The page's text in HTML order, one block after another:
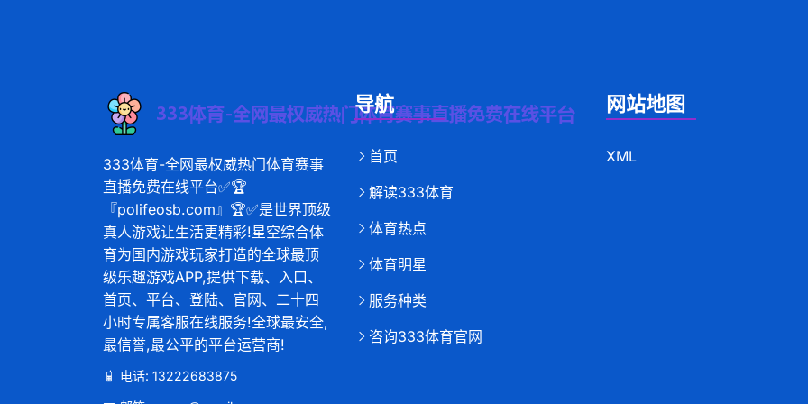
333体育-全网最权威热门体育赛事
直播免费在线平台✅🏆
『polifeosb.com』🏆✅是世界顶级
真人游戏让生活更精彩!星空综合体
育为国内游戏玩家打造的全球最顶
级乐趣游戏APP,提供下载、入口、
首页、平台、登陆、官网、二十四
小时专属客服在线服务!全球最安全,
最信誉,最公平的平台运营商!
电话: 13222683875
导航
首页
解读333体育
体育热点
体育明星
服务种类
咨询333体育官网
网站地图
XML